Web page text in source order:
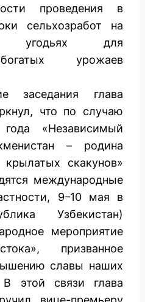
проведения в
сельхозработ на
угодьях для
урожаев
заседания глава
что по случаю
«Независимый
– родина
крылатых скакунов»
международные
9–10 мая в
Узбекистан)
мероприятие
призванное
славы наших
В этой связи глава